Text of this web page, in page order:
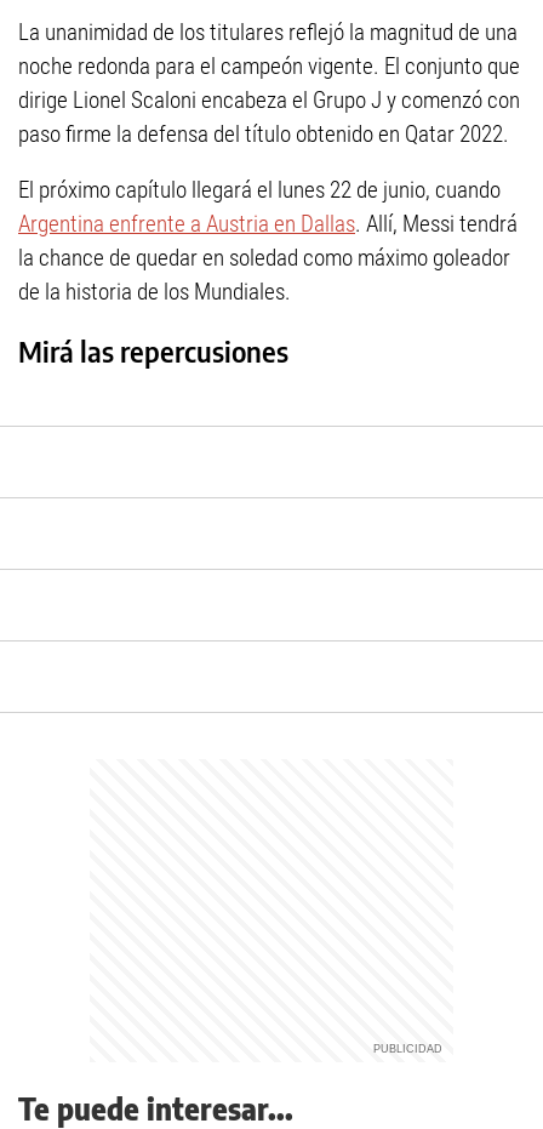
La unanimidad de los titulares reflejó la magnitud de una
noche redonda para el campeón vigente. El conjunto que
dirige Lionel Scaloni encabeza el Grupo J y comenzó con
paso firme la defensa del título obtenido en Qatar 2022.
El próximo capítulo llegará el lunes 22 de junio, cuando
Argentina enfrente a Austria en Dallas. Allí, Messi tendrá
la chance de quedar en soledad como máximo goleador
de la historia de los Mundiales.
Mirá las repercusiones
Te puede interesar...